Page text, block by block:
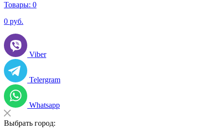
Товары: 0
0 руб.
Viber
Telergram
Whatsapp
Выбрать город: